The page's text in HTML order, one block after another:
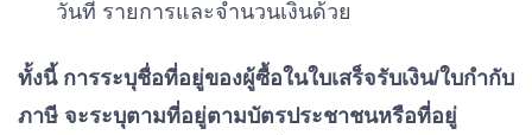
วันที่ รายการและจำนวนเงินด้วย
ทั้งนี้ การระบุชื่อที่อยู่ของผู้ซื้อในใบเสร็จรับเงิน/ใบกำกับ
ภาษี จะระบุตามที่อยู่ตามบัตรประชาชนหรือที่อยู่